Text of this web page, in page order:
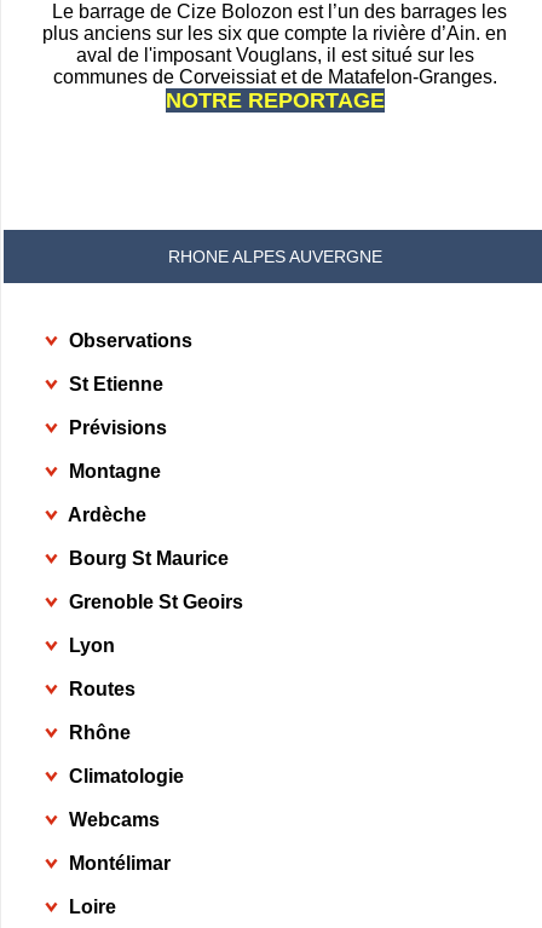
Le barrage de Cize Bolozon est l’un des barrages les
plus anciens sur les six que compte la rivière d’Ain. en
aval de l'imposant Vouglans, il est situé sur les
communes de Corveissiat et de Matafelon-Granges.
NOTRE REPORTAGE
RHONE ALPES AUVERGNE
Observations
St Etienne
Prévisions
Montagne
Ardèche
Bourg St Maurice
Grenoble St Geoirs
Lyon
Routes
Rhône
Climatologie
Webcams
Montélimar
Loire